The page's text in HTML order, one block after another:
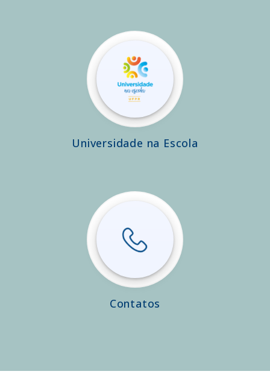
Universidade na Escola
Contatos